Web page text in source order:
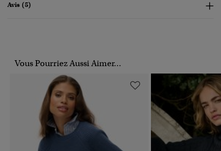
Avis (5)
Vous Pourriez Aussi Aimer...